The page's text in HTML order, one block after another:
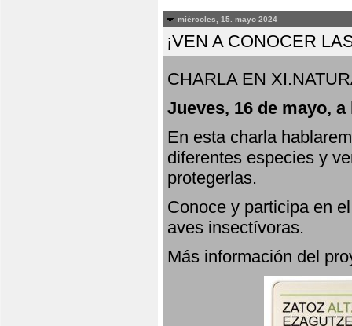
miércoles, 15. mayo 2024
¡VEN A CONOCER
CHARLA EN
Jueves, 16 de mayo,
En esta charla
diferentes especies y
protegerlas.
Conoce y participa en
aves insectívoras.
Más información del